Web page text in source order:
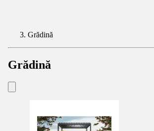
Grădină
Grădină